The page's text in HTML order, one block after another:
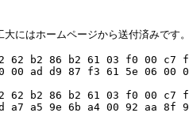
にはホームページから送付済みです
62 b2 86 b2 61 03 f0 00 c7
ad d9 87 f3 61 5e 06 00
62 b2 86 b2 61 03 f0 00
a7 a5 9e 6b a4 00 92 aa 8f